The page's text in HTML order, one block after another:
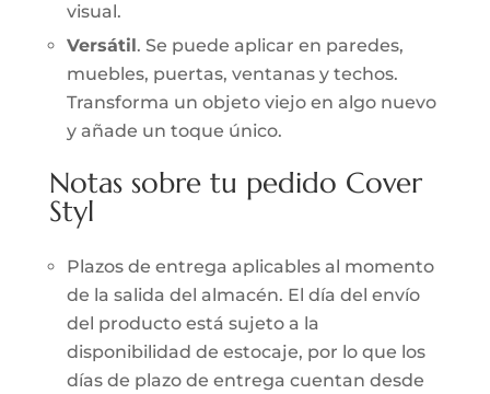
visual.
Versátil . Se puede aplicar en paredes,
muebles, puertas, ventanas y techos.
Transforma un objeto viejo en algo nuevo
y añade un toque único.
Notas sobre tu pedido Cover
Styl
Plazos de entrega aplicables al momento
de la salida del almacén. El día del envío
del producto está sujeto a la
disponibilidad de estocaje, por lo que los
días de plazo de entrega cuentan desde